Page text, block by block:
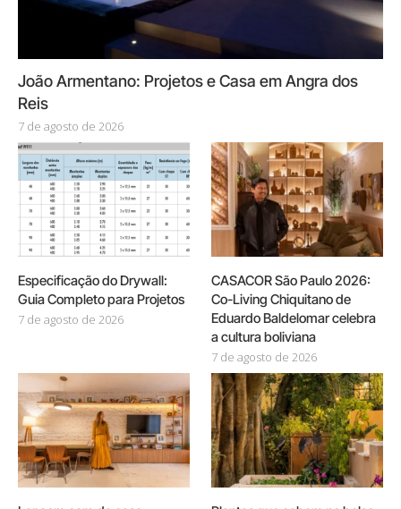
João Armentano: Projetos e Casa em Angra dos
Reis
7 de agosto de 2026
Especificação do Drywall:
Guia Completo para Projetos
7 de agosto de 2026
CASACOR São Paulo 2026:
Co-Living Chiquitano de
Eduardo Baldelomar celebra
a cultura boliviana
7 de agosto de 2026